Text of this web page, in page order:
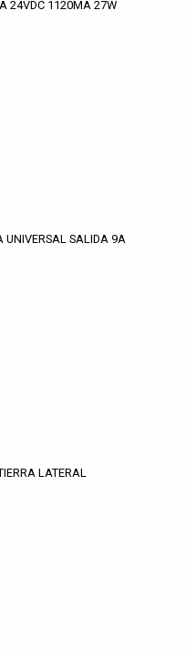
24VDC 1120MA 27W
UNIVERSAL SALIDA 9A
LATERAL